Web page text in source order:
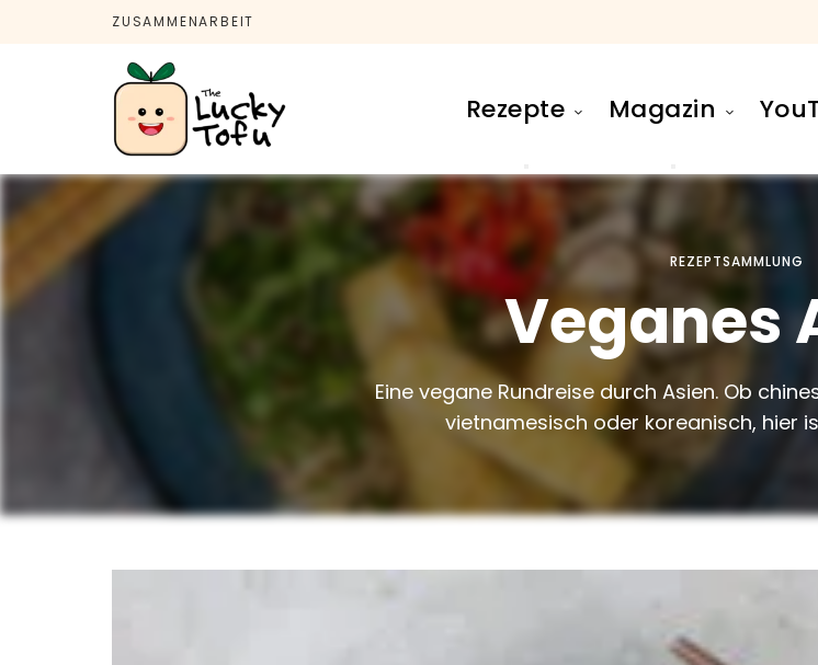
ZUSAMMENARBEIT
The
Lucky
It's
Vegan
Baby!
Rezepte Magazin
REZEPTSAMMLUNG
Veganes
Eine vegane Rundreise durch Asien. Ob
vietnamesisch oder koreanisch, hier